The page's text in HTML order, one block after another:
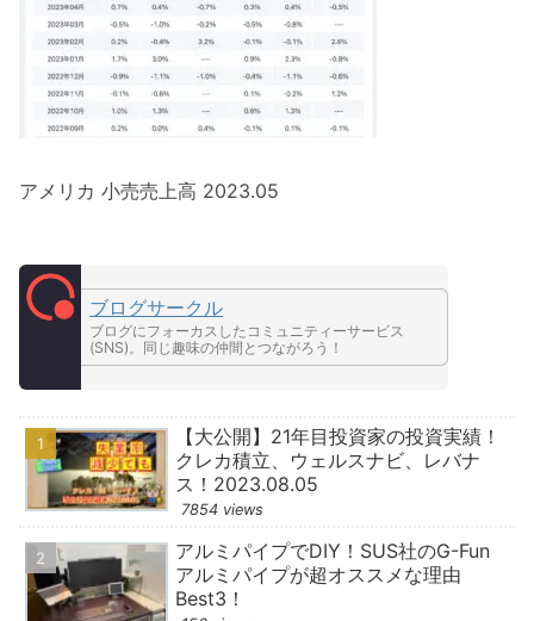
アメリカ 小売売上高 2023.05
ブログサークル
ブログにフォーカスしたコミュニティーサービス
(SNS)。同じ趣味の仲間とつながろう！
【大公開】21年目投資家の投資実績！
クレカ積立、ウェルスナビ、レバナ
ス！2023.08.05
7854 views
アルミパイプでDIY！SUS社のG-Fun
アルミパイプが超オススメな理由
Best3！